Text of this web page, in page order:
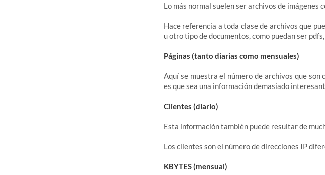
Lo más normal suelen ser archivos de imágenes
Hace referencia a toda clase de archivos que
u otro tipo de documentos, como puedan ser
Páginas (tanto diarias como mensuales)
Aquí se muestra el número de archivos que son
es que sea una información demasiado
Clientes (diario)
Esta información también puede resultar de
Los clientes son el número de direcciones IP
KBYTES (mensual)